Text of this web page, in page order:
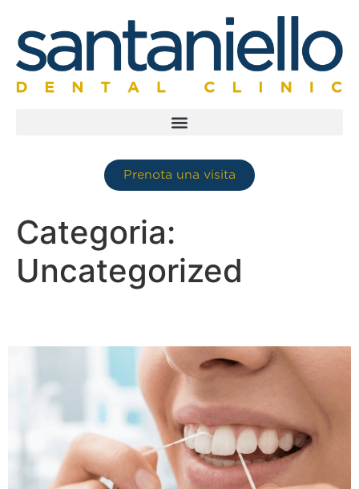
Prenota una visita
Categoria:
Uncategorized